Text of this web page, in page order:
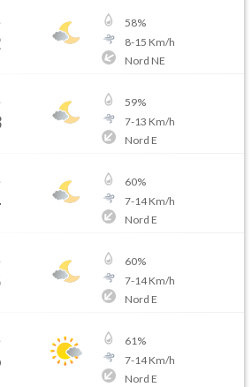
58%
8-15 Km/h
Nord NE
59%
7-13 Km/h
Nord E
60%
7-14Km/h
Nord E
60%
7-14Km/h
Nord E
61%
7-14Km/h
Nord E